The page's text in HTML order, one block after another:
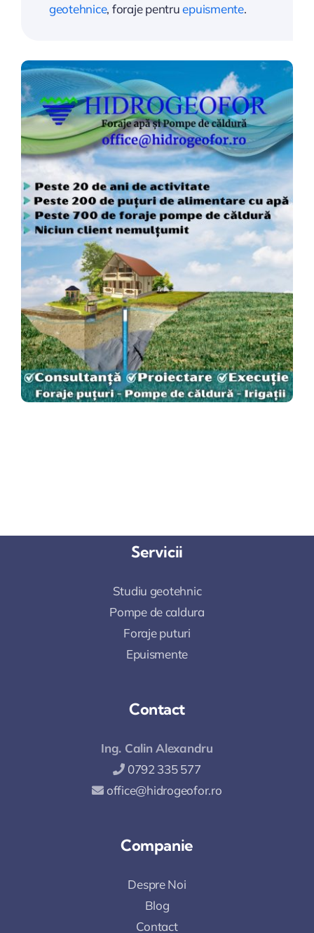
geotehnice, foraje pentruepuismente.
Servicii
Studiu geotehnic
Pompe de caldura
Foraje puturi
Epuismente
Contact
Ing. Calin Alexandru
0792 335 577
office@hidrogeofor.ro
Companie
Despre Noi
Blog
Contact